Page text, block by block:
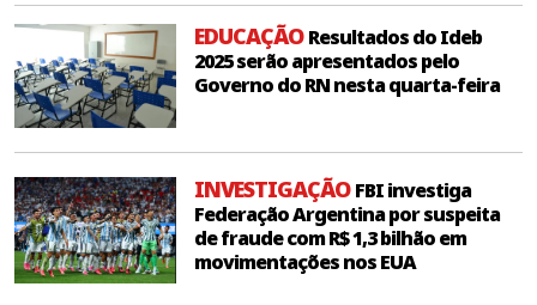
EDUCAÇÃOResultados do Ideb
2025 serão apresentados pelo
Governo do RN nesta quarta-feira
INVESTIGAÇÃOFBI investiga
Federação Argentina por suspeita
de fraude com R$ 1,3 bilhão em
movimentações nos EUA